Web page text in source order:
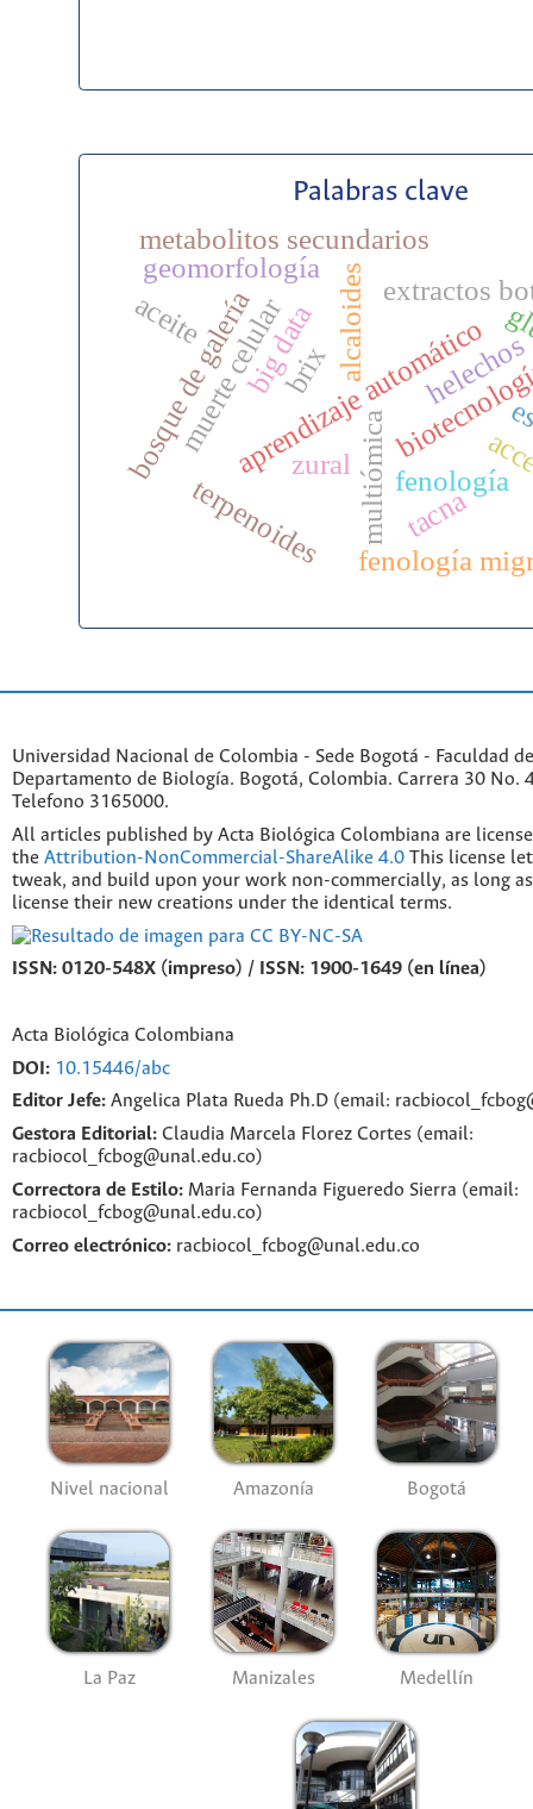
Palabras clave
aprendizaje automático
big data
multiómica
alcaloides
terpenoides
extractos
metabolitos secundarios
muerte celular
bosque de galería fenología
geomorfología
helechos
zural
aceite
brix
tacna
fenología
Universidad Nacional de Colombia - Sede Bogotá - Faculdad
Departamento de Biología. Bogotá, Colombia. Carrera 30 No.
Telefono 3165000.
All articles published by Acta Biológica Colombiana are
the Attribution-NonCommercial-ShareAlike 4.0 This license
tweak, and build upon your work non-commercially, as long
license their new creations under the identical terms.
ISSN: 0120-548X (impreso) / ISSN: 1900-1649 (en línea)
Acta Biológica Colombiana
DOI: 10.15446/abc
Editor Jefe: Angelica Plata Rueda Ph.D (email:
Gestora Editorial: Claudia Marcela Florez Cortes (email:
racbiocol_fcbog@unal.edu.co)
Correctora de Estilo: Maria Fernanda Figueredo Sierra (email:
racbiocol_fcbog@unal.edu.co)
Correo electrónico: racbiocol_fcbog@unal.edu.co
Nivel nacional Amazonía Bogotá
La Paz Manizales Medellín